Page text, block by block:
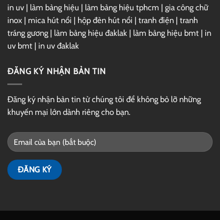
in uv | làm bảng hiệu | làm bảng hiệu tphcm | gia công chữ
inox | mica hút nổi | hộp đèn hút nổi | tranh điện | tranh
tráng gương | làm bảng hiệu đaklak | làm bảng hiệu bmt | in
uv bmt | in uv đaklak
ĐĂNG KÝ NHẬN BẢN TIN
Đăng ký nhận bản tin từ chúng tôi để không bỏ lỡ những
khuyến mại lớn dành riêng cho bạn.